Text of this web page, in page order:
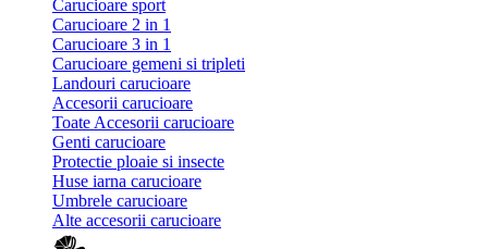
Carucioare sport
Carucioare 2 in 1
Carucioare 3 in 1
Carucioare gemeni si tripleti
Landouri carucioare
Accesorii carucioare
Toate Accesorii carucioare
Genti carucioare
Protectie ploaie si insecte
Huse iarna carucioare
Umbrele carucioare
Alte accesorii carucioare